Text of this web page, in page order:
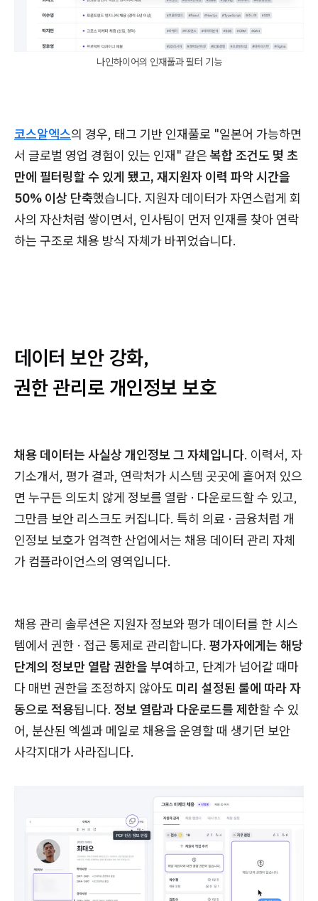
나인하이어의 인재풀과 필터 기능
코스알엑스의 경우, 태그 기반 인재풀로 "일본어 가능하면
서 글로벌 영업 경험이 있는 인재" 같은복합 조건도 몇 초
만에 필터링할 수 있게 됐고, 재지원자 이력 파악 시간을
50% 이상 단축했습니다. 지원자 데이터가 자연스럽게 회
사의 자산처럼 쌓이면서, 인사팀이 먼저 인재를 찾아 연락
하는 구조로 채용 방식 자체가 바뀌었습니다.
데이터 보안 강화,
권한 관리로 개인정보 보호
채용 데이터는 사실상 개인정보 그 자체입니다. 이력서, 자
기소개서, 평가 결과, 연락처가 시스템 곳곳에 흩어져 있으
면 누구든 의도치 않게 정보를 열람 · 다운로드할 수 있고,
그만큼 보안 리스크도 커집니다. 특히 의료 · 금융처럼 개
인정보 보호가 엄격한 산업에서는 채용 데이터 관리 자체
가 컴플라이언스의 영역입니다.
채용 관리 솔루션은 지원자 정보와 평가 데이터를 한 시스
템에서 권한 · 접근 통제로 관리합니다. 평가자에게는 해당
단계의 정보만 열람 권한을 부여하고, 단계가 넘어갈 때마
다 매번 권한을 조정하지 않아도 미리 설정된 룰에 따라 자
동으로 적용됩니다. 정보 열람과 다운로드를 제한할 수 있
어, 분산된 엑셀과 메일로 채용을 운영할 때 생기던 보안
사각지대가 사라집니다.